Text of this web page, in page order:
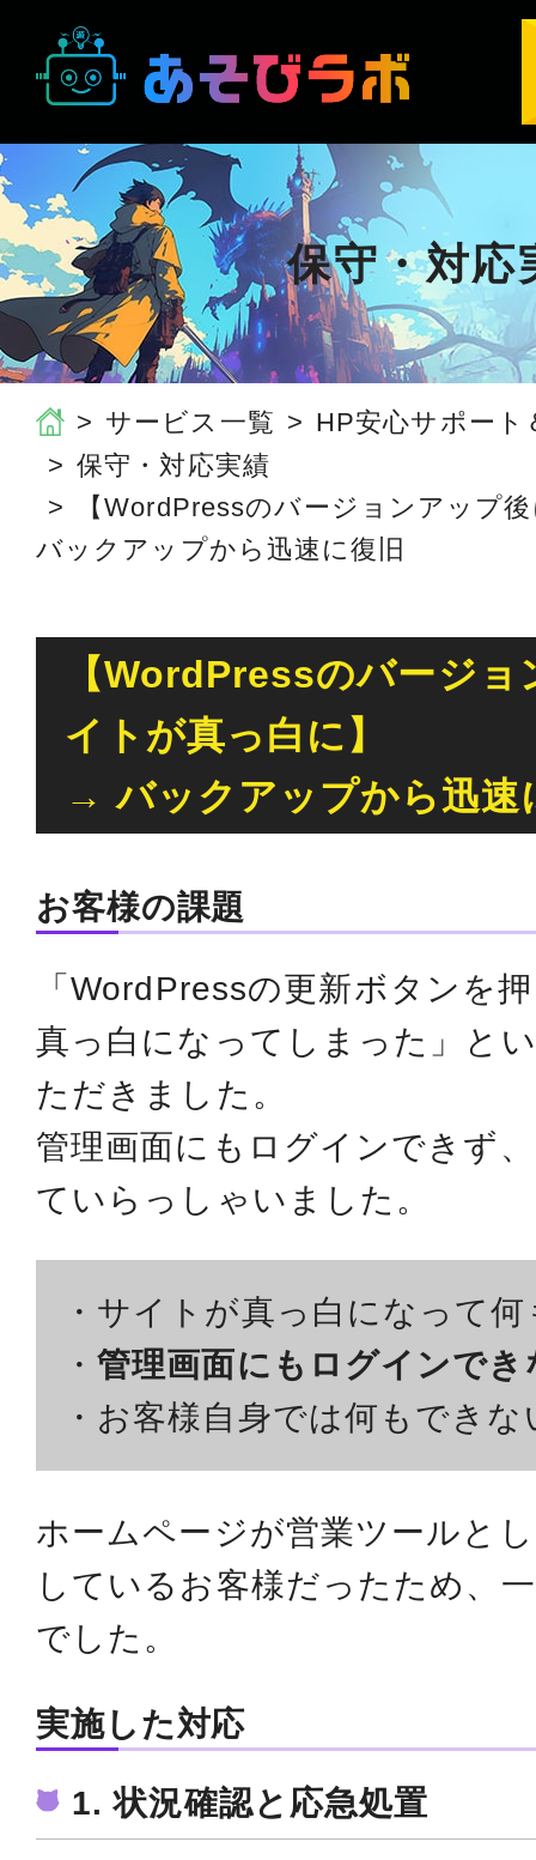
保守・対応
サービス一覧
HP安心サポート
保守・対応実績
【WordPressのバージョンアップ
バックアップから迅速に復旧
【WordPressのバージ
イトが真っ白に】
→ バックアップから迅速
お客様の課題
「WordPressの更新ボタンを
真っ白になってしまった」と
ただきました。
管理画面にもログインできず
ていらっしゃいました。
・サイトが真っ白になって
・管理画面にもログインでき
・お客様自身では何もできな
ホームページが営業ツールと
しているお客様だったため、
でした。
実施した対応
1. 状況確認と応急処置